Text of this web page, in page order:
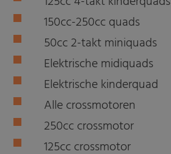
150cc-250cc quads
50cc 2-takt miniquads
Elektrische midiquads
Elektrische kinderquad
Alle crossmotoren
250cc crossmotor
125cc crossmotor